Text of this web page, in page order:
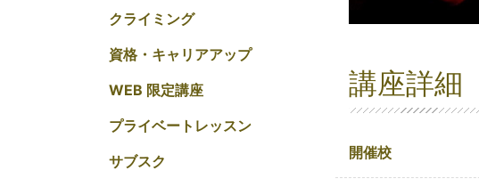
クライミング
資格・キャリアアップ
WEB 限定講座
プライベートレッスン
サブスク
講座詳細
開催校